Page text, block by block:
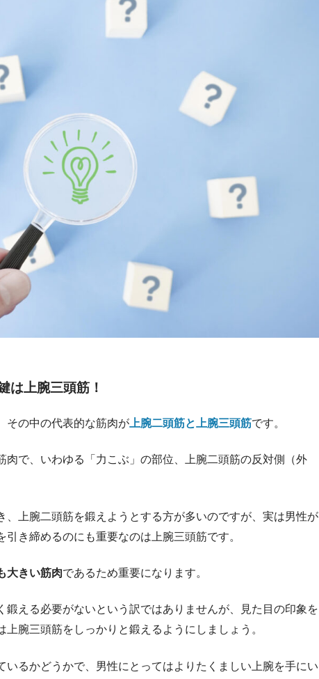
は上腕三頭筋！
その中の代表的な筋肉が 上腕二頭筋と上腕三頭筋です。
肉で、いわゆる「力こぶ」の部位、上腕二頭筋の反対側（外
、上腕二頭筋を鍛えようとする方が多いのですが、実は男性が
き締めるのにも重要なのは上腕三頭筋です。
大きい筋肉であるため重要になります。
鍛える必要がないという訳ではありませんが、見た目の印象を
腕三頭筋をしっかりと鍛えるようにしましょう。
いるかどうかで、男性にとってはよりたくましい上腕を手にい